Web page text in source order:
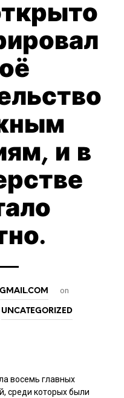
и в
on
UNCATEGORIZED
восемь главных
среди которых были